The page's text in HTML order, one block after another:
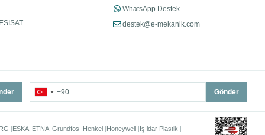
WhatsApp Destek
destek@e-mekanik.com
Gönder
ESKA ETNA Grundfos Henkel Honeywell Işıldar Plastik